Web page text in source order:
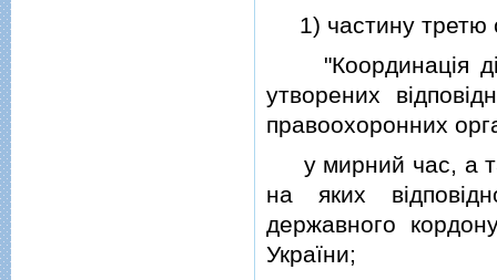
1) частину третю
"Координацiя
утворених
правоохоронних
у мирний час, а
на яких
державного
України;